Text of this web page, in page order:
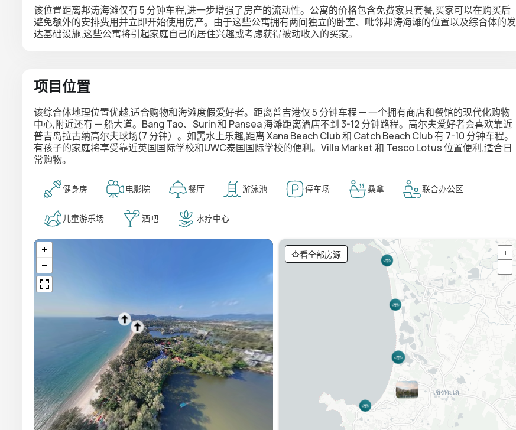
该位置距离邦涛海滩仅有 5 分钟车程,进一步增强了房产的流动性。公寓的价格包含免费家具套餐,买家可以在购买后
避免额外的安排费用并立即开始使用房产。由于这些公寓拥有两间独立的卧室、毗邻邦涛海滩的位置以及综合体的发
达基础设施,这些公寓将引起家庭自己的居住兴趣或考虑获得被动收入的买家。
项目位置
该综合体地理位置优越,适合购物和海滩度假爱好者。距离普吉港仅 5 分钟车程 — 一个拥有商店和餐馆的现代化购物
中心,附近还有 — 船大道。Bang Tao、Surin 和 Pansea 海滩距离酒店不到 3-12 分钟路程。高尔夫爱好者会喜欢靠近
普吉岛拉古纳高尔夫球场(7 分钟）。如需水上乐趣,距离 Xana Beach Club 和 Catch Beach Club 有 7-10 分钟车程。
有孩子的家庭将享受靠近英国国际学校和UWC泰国国际学校的便利。Villa Market 和 Tesco Lotus 位置便利,适合日
常购物。
健身房 电影院 餐厅 游泳池 停车场 桑拿 联合办公区
儿童游乐场 酒吧 水疗中心
查看全部房源
+
−